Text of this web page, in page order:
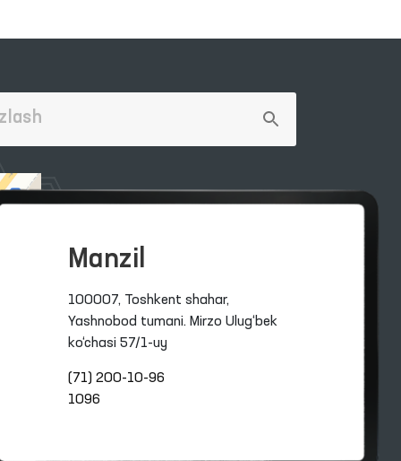
Manzil
100007, Toshkent shahar,
Yashnobod tumani. Mirzo Ulug‘bek
ko‘chasi 57/1-uy
(71) 200-10-96
1096